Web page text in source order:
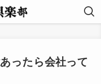
ったら会社って